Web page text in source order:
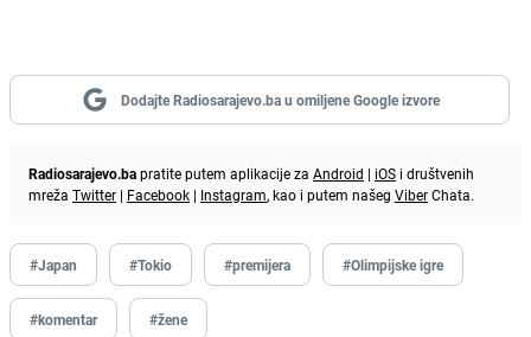
Dodajte Radiosarajevo.ba u omiljene Google izvore
Radiosarajevo.bapratite putem aplikacije za Android | iOS i društvenih
mreža Twitter | Facebook | Instagram, kao i putem našeg ViberChata.
#Japan #Tokio #premijera #Olimpijske igre
#komentar #žene